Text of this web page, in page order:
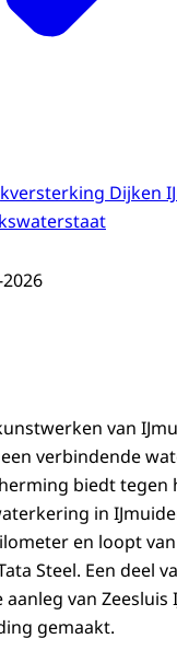
Dijken
van
verbindende
biedt tegen
in
en loopt
Steel. Een deel
van Zeesluis
gemaakt.